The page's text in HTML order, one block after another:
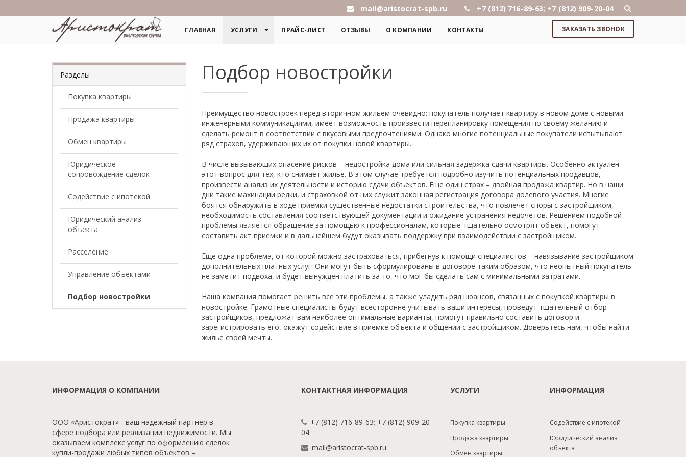
mail@aristocrat-spb.ru +7 (812) 716-89-63; +7 (812) 909-20-04
ГЛАВНАЯ УСЛУГИ ПРАЙС-ЛИСТ ОТЗЫВЫ О КОМПАНИИ КОНТАКТЫ ЗАКАЗАТЬ ЗВОНОК
Разделы
Покупка квартиры
Продажа квартиры
Обмен квартиры
Юридическое
сопровождение сделок
Содействие с ипотекой
Юридический анализ
объекта
Расселение
Управление объектами
Подбор новостройки
Подбор новостройки
Преимущество новостроек перед вторичном жильем очевидно: покупатель получает квартиру в новом доме с новыми
инженерными коммуникациями, имеет возможность произвести перепланировку помещения по своему желанию и
сделать ремонт в соответствии с вкусовыми предпочтениями. Однако многие потенциальные покупатели испытывают
ряд страхов, удерживающих их от покупки новой квартиры.
В числе вызывающих опасение рисков – недостройка дома или сильная задержка сдачи квартиры. Особенно актуален
этот вопрос для тех, кто снимает жилье. В этом случае требуется подробно изучить потенциальных продавцов,
произвести анализ их деятельности и историю сдачи объектов. Еще один страх – двойная продажа квартир. Но в наши
дни такие махинации редки, и страховкой от них служит законная регистрация договора долевого участия. Многие
боятся обнаружить в ходе приемки существенные недостатки строительства, что повлечет споры с застройщиком,
необходимость составления соответствующей документации и ожидание устранения недочетов. Решением подобной
проблемы является обращение за помощью к профессионалам, которые тщательно осмотрят объект, помогут
составить акт приемки и в дальнейшем будут оказывать поддержку при взаимодействии с застройщиком.
Еще одна проблема, от которой можно застраховаться, прибегнув к помощи специалистов – навязывание застройщиком
дополнительных платных услуг. Они могут быть сформулированы в договоре таким образом, что неопытный покупатель
не заметит подвоха, и будет вынужден платить за то, что мог бы сделать сам с минимальными затратами.
Наша компания помогает решить все эти проблемы, а также уладить ряд нюансов, связанных с покупкой квартиры в
новостройке. Грамотные специалисты будут всесторонне учитывать ваши интересы, проведут тщательный отбор
застройщиков, предложат вам наиболее оптимальные варианты, помогут правильно составить договор и
зарегистрировать его, окажут содействие в приемке объекта и общении с застройщиком. Доверьтесь нам, чтобы найти
жилье своей мечты.
ИНФОРМАЦИЯ О КОМПАНИИ
ООО «Аристократ» - ваш надежный партнер в
сфере подбора или реализации недвижимости. Мы
оказываем комплекс услуг по оформлению сделок
купли-продажи любых типов объектов –
КОНТАКТНАЯ ИНФОРМАЦИЯ
+7 (812) 716-89-63; +7 (812) 909-20-
04
mail@aristocrat-spb.ru
УСЛУГИ
Покупка квартиры
Продажа квартиры
Обмен квартиры
ИНФОРМАЦИЯ
Содействие с ипотекой
Юридический анализ
объекта